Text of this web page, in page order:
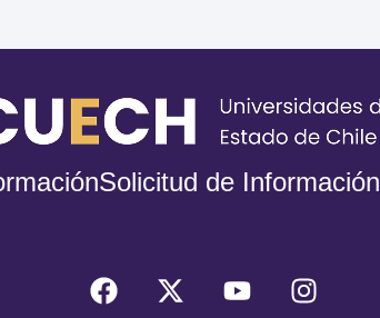
Solicitud de Información